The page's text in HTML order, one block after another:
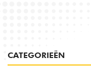
CATEGORIEËN